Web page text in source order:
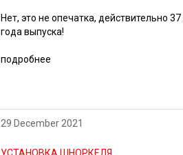
Нет, это не опечатка, действительно
года выпуска!
подробнее
29 December 2021
УСТАНОВКА ШНОРКЕЛЯ